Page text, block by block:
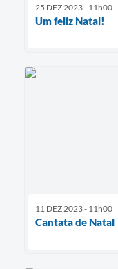
25 DEZ 2023 - 11h00
Um feliz Natal!
11 DEZ 2023 - 11h00
Cantata de Natal